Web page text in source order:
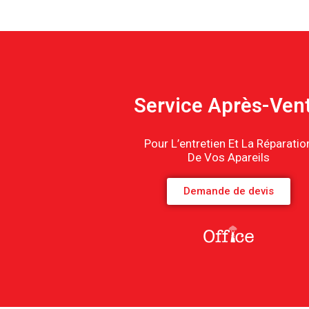
Service Après-
Pour L’entretien Et La
De Vos Apareils
Demande de devis